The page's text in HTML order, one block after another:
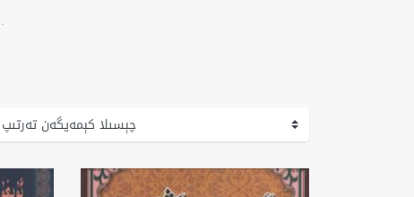
ئاپتور ھەققىدىكى ئۇچۇرلار ئۇزۇن ئۆتمەي تور بېكەتكە قوشۇلىدۇ.